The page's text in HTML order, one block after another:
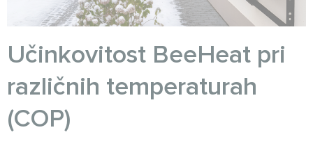
Učinkovitost BeeHeat pri
različnih temperaturah
(COP)